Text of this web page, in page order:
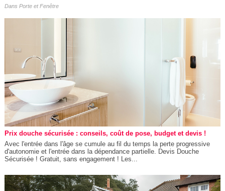
Dans Porte et Fenêtre
Prix douche sécurisée : conseils, coût de pose, budget et devis !
Avec l'entrée dans l'âge se cumule au fil du temps la perte progressive
d'autonomie et l'entrée dans la dépendance partielle. Devis Douche
Sécurisée ! Gratuit, sans engagement ! Les...